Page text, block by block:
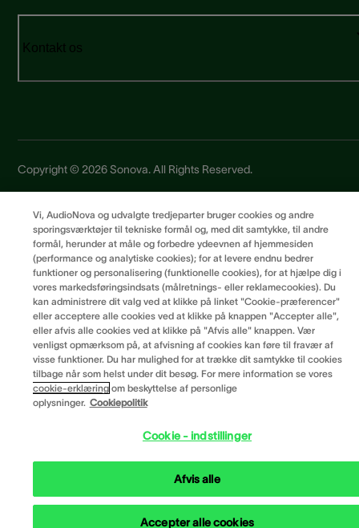
Kontakt os
Copyright © 2026 Sonova. All Rights Reserved.
Privatlivspolitik
Brugervilkår
Leverandørprincipper
Cookiepræferencer
Vi, AudioNova og udvalgte tredjeparter bruger cookies og andre
sporingsværktøjer til tekniske formål og, med dit samtykke, til andre
formål, herunder at måle og forbedre ydeevnen af hjemmesiden
(performance og analytiske cookies); for at levere endnu bedrer
funktioner og personalisering (funktionelle cookies), for at hjælpe dig i
vores markedsføringsindsats (målretnings- eller reklamecookies). Du
kan administrere dit valg ved at klikke på linket "Cookie-præferencer"
eller acceptere alle cookies ved at klikke på knappen "Accepter alle",
eller afvis alle cookies ved at klikke på "Afvis alle" knappen. Vær
venligst opmærksom på, at afvisning af cookies kan føre til fravær af
visse funktioner. Du har mulighed for at trække dit samtykke til cookies
tilbage når som helst under dit besøg. For mere information se vores
cookie-erklæringom beskyttelse af personlige
oplysninger. Cookiepolitik
Cookie - indstillinger
Afvis alle
Accepter alle cookies